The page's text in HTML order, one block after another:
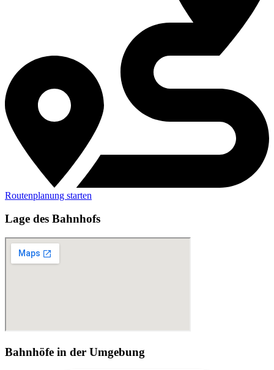
Routenplanung starten
Lage des Bahnhofs
Bahnhöfe in der Umgebung